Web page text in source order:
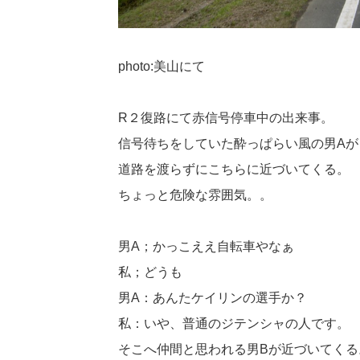
photo:美山にて
R２復路にて赤信号停車中の出来事。
信号待ちをしていた酔っぱらい風の男Aが
道路を渡らずにこちらに近づいてくる。
ちょっと危険な雰囲気。。
男A；かっこええ自転車やなぁ
私；どうも
男A：あんたケイリンの選手か？
私：いや、普通のジテンシャの人です。
そこへ仲間と思われる男Bが近づいてく